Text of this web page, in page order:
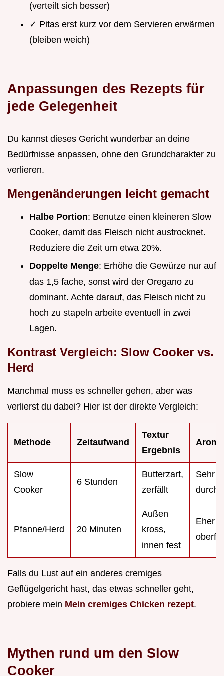
(verteilt sich besser)
✓ Pitas erst kurz vor dem Servieren erwärmen
(bleiben weich)
Anpassungen des Rezepts für
jede Gelegenheit
Du kannst dieses Gericht wunderbar an deine
Bedürfnisse anpassen, ohne den Grundcharakter zu
verlieren.
Mengenänderungen leicht gemacht
Halbe Portion: Benutze einen kleineren Slow
Cooker, damit das Fleisch nicht austrocknet.
Reduziere die Zeit um etwa 20%.
Doppelte Menge: Erhöhe die Gewürze nur auf
das 1,5 fache, sonst wird der Oregano zu
dominant. Achte darauf, das Fleisch nicht zu
hoch zu stapeln arbeite eventuell in zwei
Lagen.
Kontrast Vergleich: Slow Cooker vs.
Herd
Manchmal muss es schneller gehen, aber was
verlierst du dabei? Hier ist der direkte Vergleich:
Methode Zeitaufwand
Textur
Ergebnis
Slow
Cooker
6 Stunden
Butterzart,
zerfällt
Sehr
Pfanne/Herd 20 Minuten
Außen
kross,
innen fest
Eher
Falls du Lust auf ein anderes cremiges
Geflügelgericht hast, das etwas schneller geht,
probiere mein Mein cremiges Chicken rezept.
Mythen rund um den Slow
Cooker